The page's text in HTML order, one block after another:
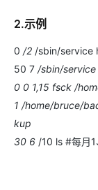
2.示例
0 /2 /sbin/service
50 7 /sbin/service
0 0 1,15 fsck /
1 /home/bruce/
kup
30 6 /10 ls #每月